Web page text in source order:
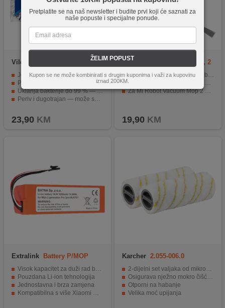
Pretplatite se na naš newsletter i budite prvi koji će saznati za
naše popuste i specijalne ponude.
ŽELIM POPUST
Kupon se ne može kombinirati s drugim kuponima i važi za kupovinu
iznad 200KM.
Vileda
Spin Mop Refill 3in1
Jednostavna zamjena bez potrebe za novim mop sistemom
Povećana efikasnost čišćenja — do 40 % bolje
Uklanja bakterije do 99 % — samo s vodom
Periv i dugotrajan — može se koristiti do 6 mjeseci
23,90 KM
Xiaomi
Side Brush (2 Pro, 2
Rezervna bočna četka za robot usisavač
Za Mi Robot Vacuum Mop 2 Pro
Za Mi Robot Vacuum Mop 2 Lite
19,90 KM
Extralink
Battery P/MOP
PRO2 PRO 2PRO MJSTS1
Visok kapacitet za duži rad bez punjenja
Pouzdana Li-ion tehnologija
Jednostavna i brza zamjena
Kompatibilna s više Xiaomi Mop modela
Karcher 2.055-006.0
2-dijelni set valjaka od mikrovlakana
Osigurava nježno mokro čišćenje
Otporni na habanje
Velika moć upijanja